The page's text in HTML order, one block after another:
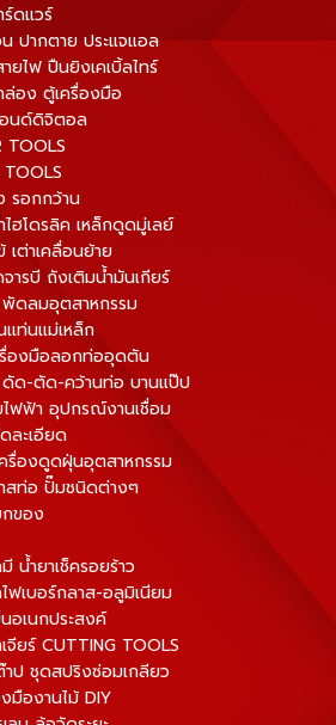
ดแวร์
ปากตาย ประแจแอล
ยไฟ ปืนยิงเคเบิ้ลไทร์
ล่อง ตู้เครื่องมือ
อนด์ดิจิตอล
TOOLS
รอกกว้าน
ไฮโดรลิค เหล็กดูดมู่เลย์
เต่าเคลื่อนย้าย
ารบี ถังเติมน้ำมันเกียร์
ดลมอุตสาหกรรม
แท่นแม่เหล็ก
รื่องมือลอกท่ออุดตัน
ดัด-ตัด-คว้านท่อ บานแป๊ป
ไฟฟ้า อุปกรณ์งานเชื่อม
ละเอียด
รื่องดูดฝุ่นอุตสาหกรรม
สท่อ ปั๊มชนิดต่างๆ
ของ
น้ำยาเช็ครอยร้าว
ฟเบอร์กลาส-อลูมิเนียม
อเนกประสงค์
ยร์ CUTTING TOOLS
ป ชุดสปริงซ่อมเกลียว
มืองานไม้ DIY